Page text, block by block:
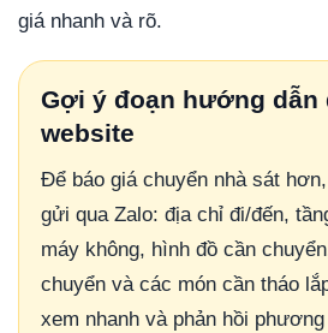
giá nhanh và rõ.
Gợi ý đoạn hướng dẫn
website
Để báo giá chuyển nhà sát
gửi qua Zalo: địa chỉ đi/đến,
máy không, hình đồ cần
chuyển và các món cần tháo
xem nhanh và phản hồi